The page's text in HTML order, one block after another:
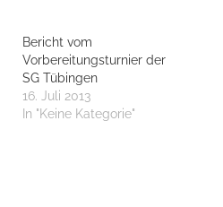
Bericht vom
Vorbereitungsturnier der
SG Tübingen
16. Juli 2013
In "Keine Kategorie"